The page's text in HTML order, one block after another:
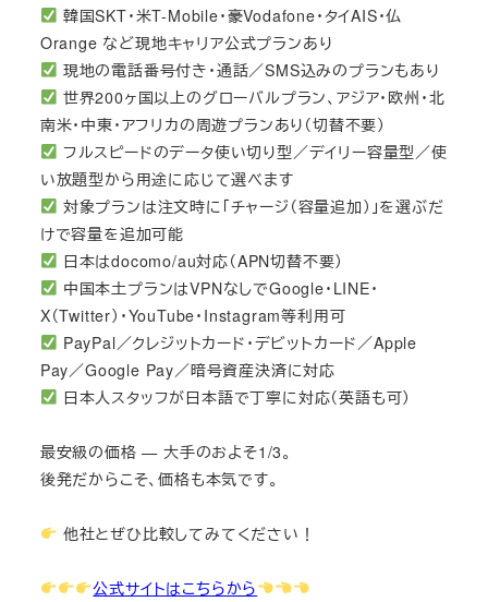
韓国SKT・米T-Mobile・豪Vodafone・タイAIS・仏
Orange など現地キャリア公式プランあり
現地の電話番号付き・通話／SMS込みのプランもあり
世界200ヶ国以上のグローバルプラン、アジア・欧州・北
南米・中東・アフリカの周遊プランあり（切替不要）
フルスピードのデータ使い切り型／デイリー容量型／使
い放題型から用途に応じて選べます
対象プランは注文時に「チャージ（容量追加）」を選ぶだ
けで容量を追加可能
日本はdocomo/au対応（APN切替不要）
中国本土プランはVPNなしでGoogle・LINE・
X（Twitter）・YouTube・Instagram等利用可
PayPal／クレジットカード・デビットカード／Apple
Pay／Google Pay／暗号資産決済に対応
日本人スタッフが日本語で丁寧に対応（英語も可）
最安級の価格 — 大手のおよそ1/3。
後発だからこそ、価格も本気です。
他社とぜひ比較してみてください！
公式サイトはこちらから